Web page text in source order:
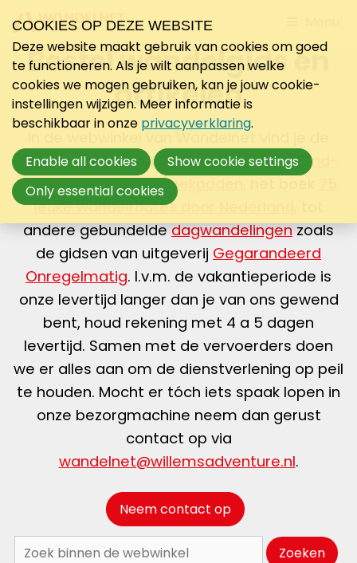
to
Bestel wandelgids en
artikelen
In de webwinkel van Wandelnet vind je de
mooiste wandelgidsen vanLange-Afstand-
WandelpadenenStreekpaden
leuke wandelroutes door Nederland
andere gebundeldedagwandelingenzoals
de gidsen van uitgeverij Gegarandeerd
Onregelmatig. I.v.m. de vakantieperiode is
onze levertijd langer dan je van ons gewend
bent, houd rekening met 4 a 5 dagen
levertijd. Samen met de vervoerders doen
we er alles aan om de dienstverlening op peil
te houden. Mocht er tóch iets spaak lopen in
onze bezorgmachine neem dan gerust
contact op via
wandelnet@willemsadventure.nl.
Neem contact op
Zoeken:
Zoeken
COOKIES OP DEZE WEBSITE
Deze website maakt gebruik van cookies om goed
te functioneren. Als je wilt aanpassen welke
cookies we mogen gebruiken, kan je jouw cookie-
instellingen wijzigen. Meer informatie is
beschikbaar in onze privacyverklaring.
Enable all cookies
Show cookie settings
Only essential cookies